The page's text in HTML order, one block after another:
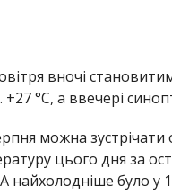
вночі
+27 °С, а ввечері
можна
цього дня за
найхолодніше було у